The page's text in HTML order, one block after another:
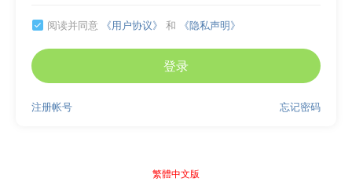
 阅读并同意 《用户协议》 和 《隐私声明》
登录
忘记密码
注册帐号
繁體中文版